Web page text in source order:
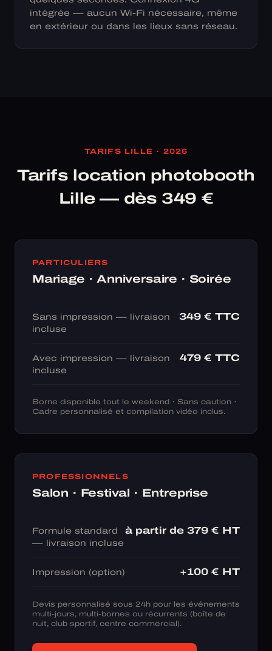
intégrée — aucun Wi-Fi nécessaire, même
en extérieur ou dans les lieux sans réseau.
TARIFS LILLE · 2026
Tarifs location photobooth
Lille — dès 349 €
PARTICULIERS
Mariage · Anniversaire · Soirée
Sans impression — livraison
incluse
349 € TTC
Avec impression — livraison
incluse
479 € TTC
Borne disponible tout le weekend · Sans caution ·
Cadre personnalisé et compilation vidéo inclus.
PROFESSIONNELS
Salon · Festival · Entreprise
Formule standard
— livraison incluse
à partir de 379 € HT
Impression (option) +100 € HT
Devis personnalisé sous 24h pour les événements
multi-jours, multi-bornes ou récurrents (boîte de
nuit, club sportif, centre commercial).